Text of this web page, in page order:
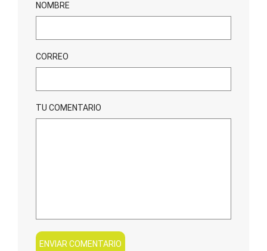
NOMBRE
CORREO
TU COMENTARIO
ENVIAR COMENTARIO